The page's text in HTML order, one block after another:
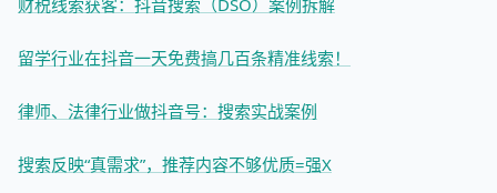
财税线索获客：抖音搜索（DSO）案例拆解
留学行业在抖音一天免费搞几百条精准线索！
律师、法律行业做抖音号：搜索实战案例
搜索反映“真需求”，推荐内容不够优质=强X